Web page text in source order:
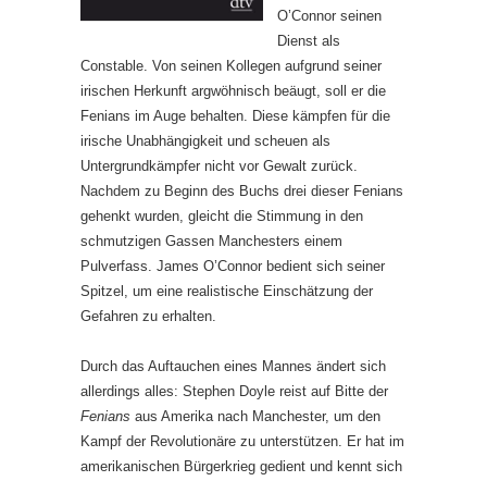
O’Connor seinen
Dienst als
Constable. Von seinen Kollegen aufgrund seiner
irischen Herkunft argwöhnisch beäugt, soll er die
Fenians im Auge behalten. Diese kämpfen für die
irische Unabhängigkeit und scheuen als
Untergrundkämpfer nicht vor Gewalt zurück.
Nachdem zu Beginn des Buchs drei dieser Fenians
gehenkt wurden, gleicht die Stimmung in den
schmutzigen Gassen Manchesters einem
Pulverfass. James O’Connor bedient sich seiner
Spitzel, um eine realistische Einschätzung der
Gefahren zu erhalten.
Durch das Auftauchen eines Mannes ändert sich
allerdings alles: Stephen Doyle reist auf Bitte der
Fenians aus Amerika nach Manchester, um den
Kampf der Revolutionäre zu unterstützen. Er hat im
amerikanischen Bürgerkrieg gedient und kennt sich